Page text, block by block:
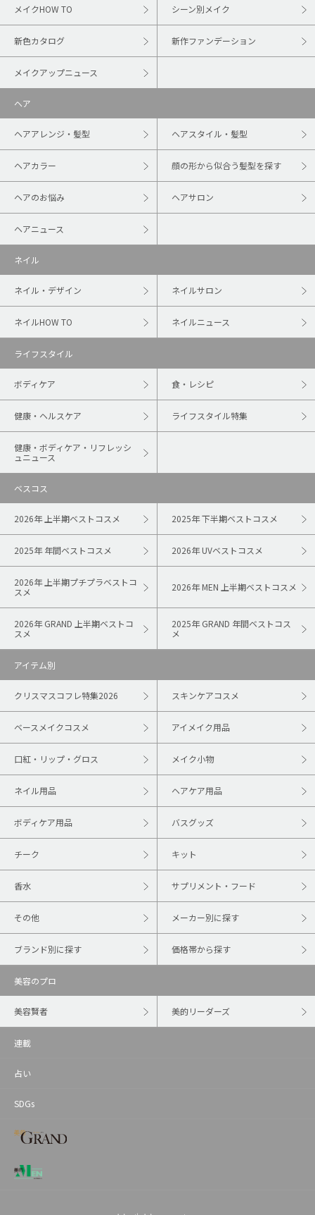
メイクHOW TO シーン別メイク
新色カタログ 新作ファンデーション
メイクアップニュース
ヘア
ヘアアレンジ・髪型 ヘアスタイル・髪型
ヘアカラー 顔の形から似合う髪型を探す
ヘアのお悩み ヘアサロン
ヘアニュース
ネイル
ネイル・デザイン ネイルサロン
ネイルHOW TO ネイルニュース
ライフスタイル
ボディケア 食・レシピ
健康・ヘルスケア ライフスタイル特集
健康・ボディケア・リフレッシ
ュニュース
ベスコス
2026年 上半期ベストコスメ 2025年 下半期ベストコスメ
2025年 年間ベストコスメ 2026年 UVベストコスメ
2026年 上半期プチプラベストコ
スメ
2026年 MEN 上半期ベストコスメ
2026年 GRAND 上半期ベストコ
スメ
2025年 GRAND 年間ベストコス
メ
アイテム別
クリスマスコフレ特集2026 スキンケアコスメ
ベースメイクコスメ アイメイク用品
口紅・リップ・グロス メイク小物
ネイル用品 ヘアケア用品
ボディケア用品 バスグッズ
チーク キット
香水 サプリメント・フード
その他 メーカー別に探す
ブランド別に探す 価格帯から探す
美容のプロ
美容賢者 美的リーダーズ
連載
占い
SDGs